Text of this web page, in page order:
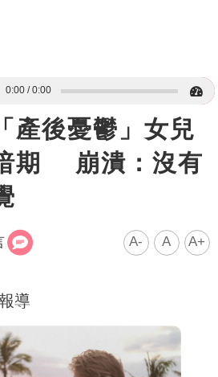
0:00 0:00
產後憂鬱」女兒
期 崩潰：沒有
A- A A+
導